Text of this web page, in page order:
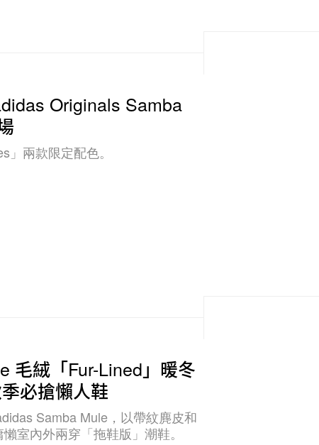
Originals Samba
兩款限定配色。
毛絨「Fur-Lined」暖冬
必搶懶人鞋
Samba Mule，以帶紋麂皮和
室內外兩穿「拖鞋版」潮鞋。